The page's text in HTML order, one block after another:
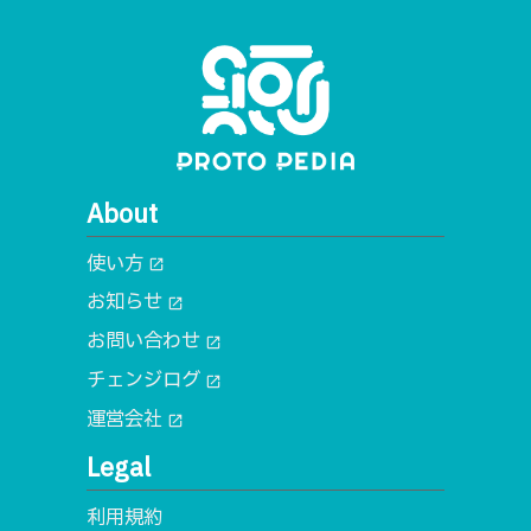
About
使い方 open_in_new
お知らせ open_in_new
お問い合わせ open_in_new
チェンジログ open_in_new
運営会社 open_in_new
Legal
利用規約